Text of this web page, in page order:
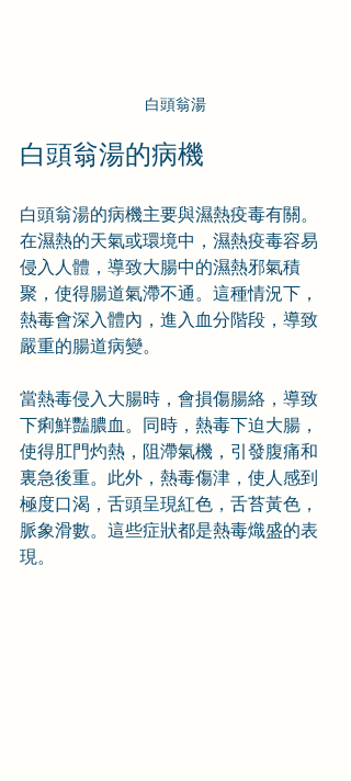
白頭翁湯
白頭翁湯的病機
白頭翁湯的病機主要與濕熱疫毒有關。
在濕熱的天氣或環境中，濕熱疫毒容易
侵入人體，導致大腸中的濕熱邪氣積
聚，使得腸道氣滯不通。這種情況下，
熱毒會深入體內，進入血分階段，導致
嚴重的腸道病變。
當熱毒侵入大腸時，會損傷腸絡，導致
下痢鮮豔膿血。同時，熱毒下迫大腸，
使得肛門灼熱，阻滯氣機，引發腹痛和
裏急後重。此外，熱毒傷津，使人感到
極度口渴，舌頭呈現紅色，舌苔黃色，
脈象滑數。這些症狀都是熱毒熾盛的表
現。